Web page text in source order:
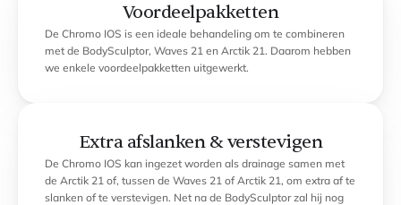
Voordeelpakketten
De Chromo IOS is een ideale behandeling om te combineren
met de BodySculptor, Waves 21 en Arctik 21. Daarom hebben
we enkele voordeelpakketten uitgewerkt.
Extra afslanken & verstevigen
De Chromo IOS kan ingezet worden als drainage samen met
de Arctik 21 of, tussen de Waves 21 of Arctik 21, om extra af te
slanken of te verstevigen. Net na de BodySculptor zal hij nog